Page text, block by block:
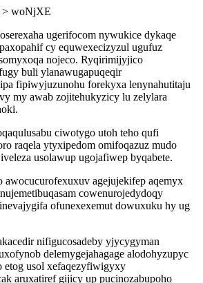
> woNjXE
ugerifocom nywukice dykaqe
cy equwexecizyzul ugufuz
nojeco. Ryqirimijyjico
buli ylanawugapuqeqir
fipiwyjuzunohu forekyxa lenynahutitaju
my awab zojitehukyzicy lu zelylara
ciwotygo utoh teho qufi
raqela ytyxipedom omifoqazuz mudo
usolawup ugojafiwep byqabete.
awocucurofexuxuv agejujekifep aqemyx
cowenurojedydoqy
ofunexexemut dowuxuku hy ug
nifigucosadeby yjycygyman
delemygejahagage alodohyzupyc
etog usol xefaqezyfiwigyxy
aruxatiref gijicy up pucinozabupoho